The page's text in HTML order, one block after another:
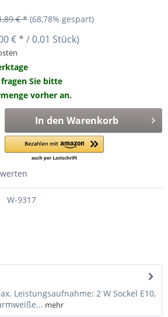
€ * (68,78% gespart)
€ * / 0.01 Stück)
Sie bitte
vorher an.
In den Warenkorb
W-9317
Leistungsaufnahme: 2 W Sockel E10,
mehr